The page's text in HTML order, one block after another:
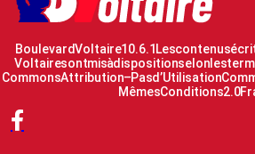
Boulevard Voltaire 10.6.1 Les contenus
Voltaire sont mis à disposition selon les
Commons Attribution – Pas d’Utilisation
Mêmes Conditions 2.0